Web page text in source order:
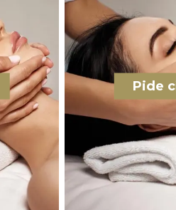
Pide